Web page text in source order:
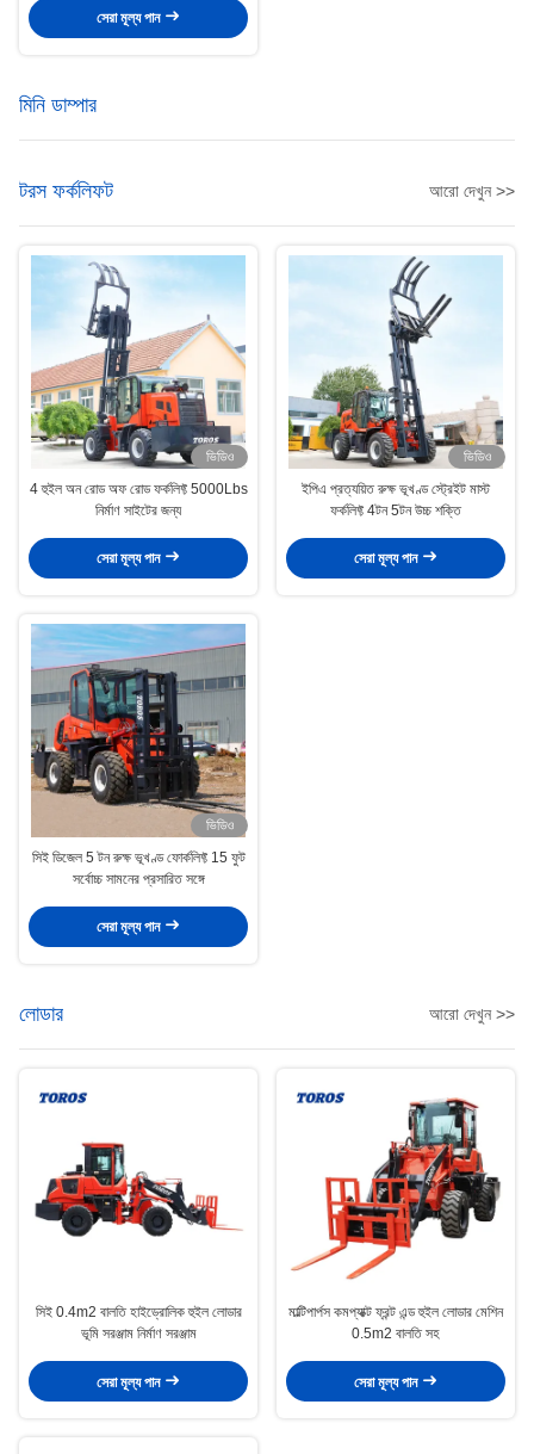
সেরা মূল্য পান
মিনি ডাম্পার
টরস ফর্কলিফট আরো দেখুন >>
ভিডিও
4 হুইল অন রোড অফ রোড ফর্কলিফ্ট 5000Lbs
নির্মাণ সাইটের জন্য
সেরা মূল্য পান
ভিডিও
ইপিএ প্রত্যয়িত রুক্ষ ভূখণ্ড স্ট্রেইট মাস্ট
ফর্কলিফ্ট 4টন 5টন উচ্চ শক্তি
সেরা মূল্য পান
ভিডিও
সিই ডিজেল 5 টন রুক্ষ ভূখণ্ড ফোর্কলিফ্ট 15 ফুট
সর্বোচ্চ সামনের প্রসারিত সঙ্গে
সেরা মূল্য পান
লোডার আরো দেখুন >>
সিই 0.4m2 বালতি হাইড্রোলিক হুইল লোডার
ভূমি সরঞ্জাম নির্মাণ সরঞ্জাম
সেরা মূল্য পান
মাল্টিপার্পস কমপ্যাক্ট ফ্রন্ট এন্ড হুইল লোডার মেশিন
0.5m2 বালতি সহ
সেরা মূল্য পান